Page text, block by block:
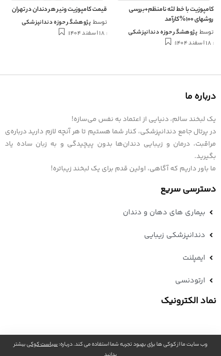
کامپوزیت با خط لثه نامنظم+بررسی
روشهای 100%کارآمد
توسط پژوهشگر حوزه دندانپزشکی
18 اسفند 1404
قیمت کامپوزیت ونیر هر دندان در تهران
توسط پژوهشگر حوزه دندانپزشکی
18 اسفند 1404
درباره ما
یک لبخند سالم، دنیایی از اعتماد به نفس می‌سازه!
در پرتال جامع دندانپزشکی، کنار شما هستیم تا هر آنچه لازم دارید درباره‌ی
مراقبت، درمان و زیبایی دندان‌ها بدون پیچیدگی و به زبان ساده یاد
بگیرید.
ما باور داریم که آگاهی، اولین قدم برای یک لبخند زیباتره!
دسترسی سریع
بیماری های دهان و دندان
دندانپزشکی زیبایی
ایمپلنت
ارتودنسی
نماد الکترونیک
وب سایت ما از کوکی ها برای بهبود تجربه شما استفاده می کند. درباره:سیاست کوکیبیشتر